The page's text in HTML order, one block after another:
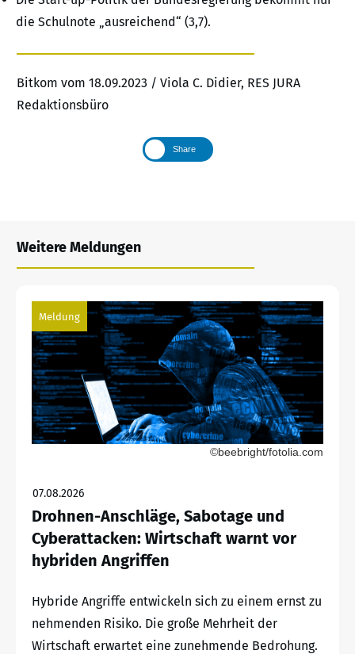
die Schulnote „ausreichend“ (3,7).
Bitkom vom 18.09.2023 / Viola C. Didier, RES JURA
Redaktionsbüro
Share
Weitere Meldungen
Meldung
©beebright/fotolia.com
07.08.2026
Drohnen-Anschläge, Sabotage und
Cyberattacken: Wirtschaft warnt vor
hybriden Angriffen
Hybride Angriffe entwickeln sich zu einem ernst zu
nehmenden Risiko. Die große Mehrheit der
Wirtschaft erwartet eine zunehmende Bedrohung.